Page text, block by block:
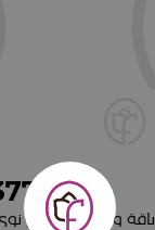
عطر نوي هيد تيرنر ٥٠ مل مع باقة ورود وردية